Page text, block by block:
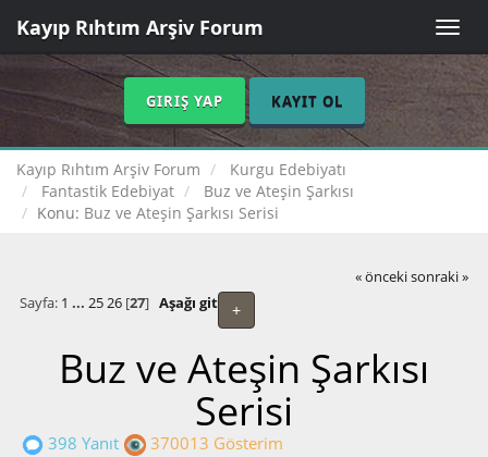
Toggle
Kayıp Rıhtım Arşiv Forum
GIRIŞ YAP KAYIT OL
Kayıp Rıhtım Arşiv Forum
Kurgu Edebiyatı
Fantastik Edebiyat
Buz ve Ateşin Şarkısı
Konu: Buz ve Ateşin Şarkısı Serisi
« önceki sonraki »
+
Sayfa: 1 ... 25 26[27] Aşağı git
Buz ve Ateşin Şarkısı
Serisi
398 Yanıt 370013 Gösterim